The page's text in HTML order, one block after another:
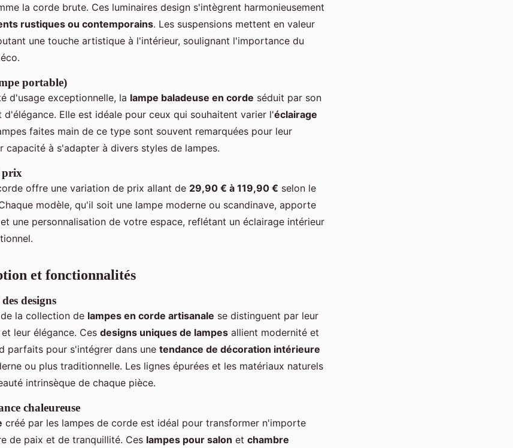
la corde brute. Ces luminaires design s'intègrent harmonieusement
rustiques ou contemporains. Les suspensions mettent en valeur
une touche artistique à l'intérieur, soulignant l'importance du
portable)
d'usage exceptionnelle, la lampe baladeuse en corde séduit par son
Elle est idéale pour ceux qui souhaitent varier l'éclairage
faites main de ce type sont souvent remarquées pour leur
capacité à s'adapter à divers styles de lampes.
prix
offre une variation de prix allant de 29,90 € à 119,90 € selon le
modèle, qu'il soit une lampe moderne ou scandinave, apporte
et une personnalisation de votre espace, reflétant un éclairage intérieur
et fonctionnalités
designs
de la collection de lampes en corde artisanale se distinguent par leur
leur élégance. Ces designs uniques de lampes allient modernité et
parfaits pour s'intégrer dans une tendance de décoration intérieure
ou plus traditionnelle. Les lignes épurées et les matériaux naturels
intrinsèque de chaque pièce.
chaleureuse
créé par les lampes de corde est idéal pour transformer n'importe
de paix et de tranquillité. Ces lampes pour salon et chambre